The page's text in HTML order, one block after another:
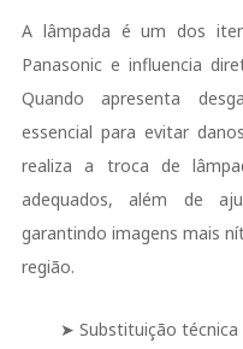
A lâmpada é um dos
Panasonic e influencia
Quando apresenta
essencial para evitar
realiza a troca de
adequados, além de
garantindo imagens mais
região.
➤ Substituição